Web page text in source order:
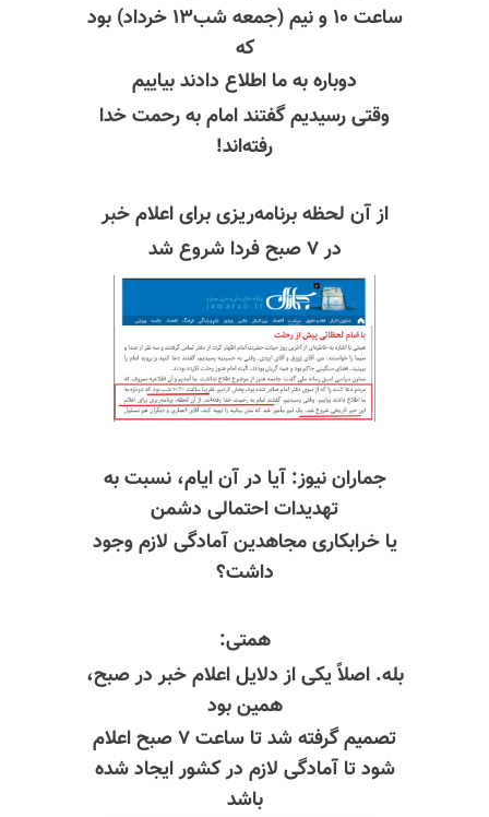
ساعت ۱۰ و نیم (جمعه شب۱۳ خرداد) بود
که
دوباره به ما اطلاع دادند بیاییم
وقتی رسیدیم گفتند امام به رحمت خدا
رفته‌اند‌!
از آن لحظه برنامه‌ریزی برای اعلام خبر
در ۷ صبح فردا شروع شد
جماران نیوز: آیا در آن ایام، نسبت به
تهدیدات احتمالی دشمن
یا خرابکاری مجاهدین آمادگی لازم وجود
داشت؟
همتی:
بله. اصلاً یکی از دلایل اعلام خبر در صبح،
همین بود
تصمیم گرفته شد تا ساعت ۷ صبح اعلام
شود تا آمادگی لازم در کشور ایجاد شده
باشد